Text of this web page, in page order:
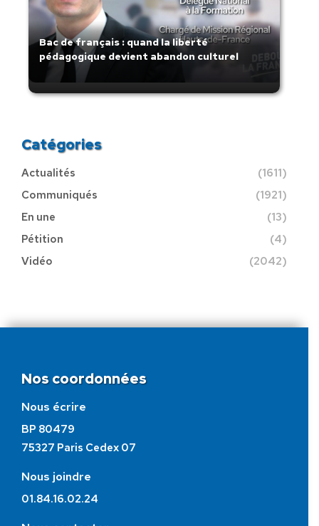
Bac de français : quand la liberté
pédagogique devient abandon culturel
Catégories
Actualités
(1611)
Communiqués
(1921)
En une
(13)
Pétition
(4)
Vidéo
(2042)
Nos coordonnées
Nous écrire
BP 80479
75327 Paris Cedex 07
Nous joindre
01.84.16.02.24